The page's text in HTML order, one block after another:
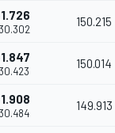
150.215
150.014
149.913